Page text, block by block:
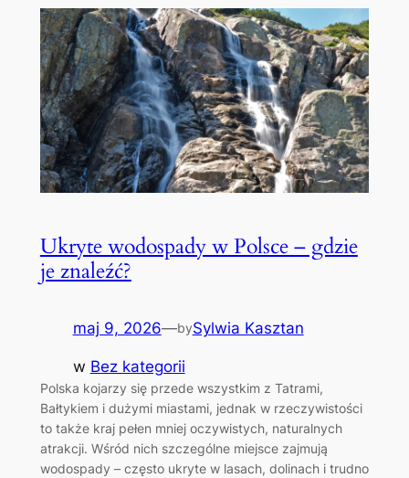
Ukryte wodospady w Polsce – gdzie
je znaleźć?
maj 9, 2026—bySylwia Kasztan
w Bez kategorii
Polska kojarzy się przede wszystkim z Tatrami,
Bałtykiem i dużymi miastami, jednak w rzeczywistości
to także kraj pełen mniej oczywistych, naturalnych
atrakcji. Wśród nich szczególne miejsce zajmują
wodospady – często ukryte w lasach, dolinach i trudno